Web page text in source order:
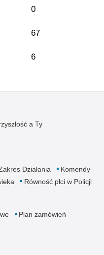
0
67
6
a Ty
Działania
Komendy
Równość płci w Policji
Plan zamówień